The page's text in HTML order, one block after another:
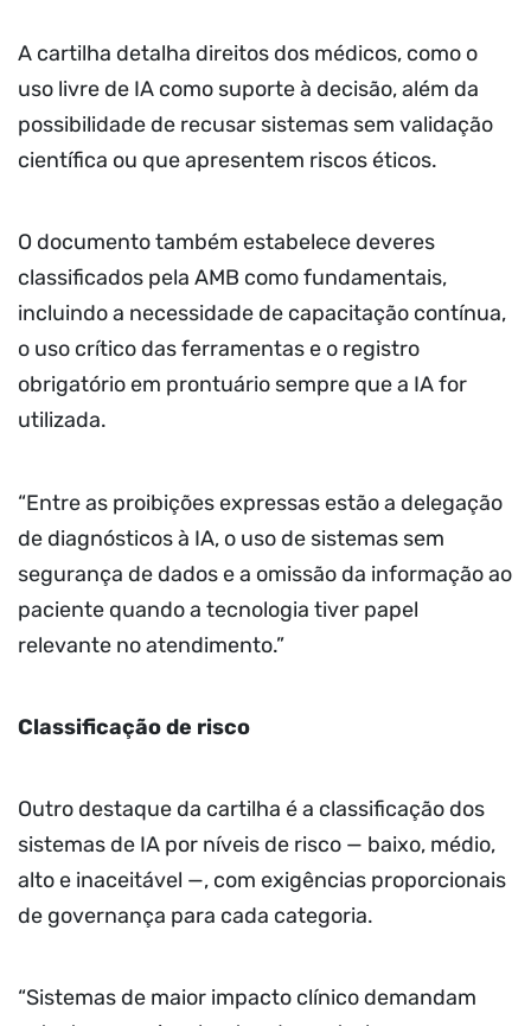
A cartilha detalha direitos dos médicos, como o
uso livre de IA como suporte à decisão, além da
possibilidade de recusar sistemas sem validação
científica ou que apresentem riscos éticos.
O documento também estabelece deveres
classificados pela AMB como fundamentais,
incluindo a necessidade de capacitação contínua,
o uso crítico das ferramentas e o registro
obrigatório em prontuário sempre que a IA for
utilizada.
“Entre as proibições expressas estão a delegação
de diagnósticos à IA, o uso de sistemas sem
segurança de dados e a omissão da informação ao
paciente quando a tecnologia tiver papel
relevante no atendimento.”
Classificação de risco
Outro destaque da cartilha é a classificação dos
sistemas de IA por níveis de risco — baixo, médio,
alto e inaceitável —, com exigências proporcionais
de governança para cada categoria.
“Sistemas de maior impacto clínico demandam